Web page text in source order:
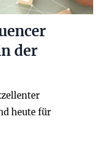
der
heute für